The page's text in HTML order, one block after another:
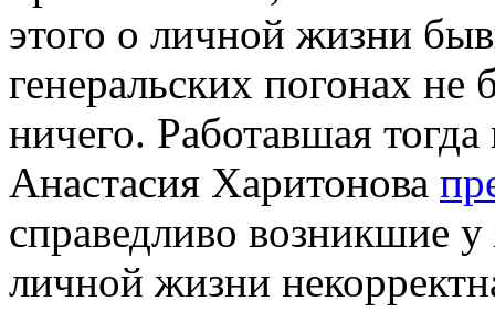
этого о личной жизни
генеральских погонах не
ничего. Работавшая
Анастасия Харитонова
справедливо возникшие
личной жизни